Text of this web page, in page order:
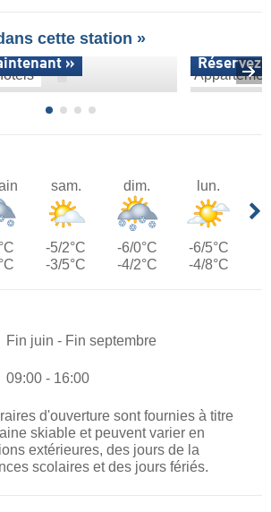
cette station »
» Réservez
sam.
-5/2°C
-3/5°C
dim.
-6/0°C
-4/2°C
lun.
-6/5°C
-4/8°C
Fin juin - Fin septembre
09:00 - 16:00
d'ouverture sont fournies à titre
skiable et peuvent varier en
extérieures, des jours de la
scolaires et des jours fériés.